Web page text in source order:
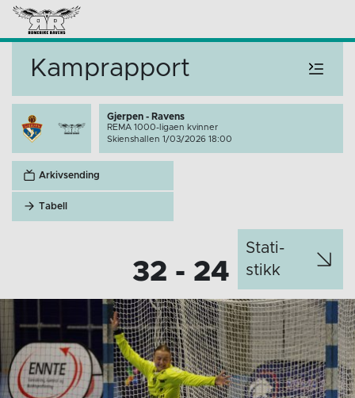
Kamprapport
Gjerpen - Ravens
REMA 1000-ligaen kvinner
Skienshallen 1/03/2026 18:00
Arkivsending
Tabell
32 - 24
Stati­
stikk